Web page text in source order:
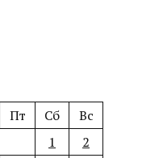
Пт Сб
Вс
1
2